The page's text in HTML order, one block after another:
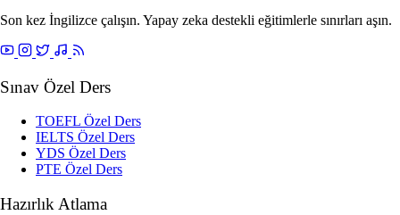
Son kez İngilizce çalışın. Yapay zeka destekli eğitimlerle sınırları aşın.
Sınav Özel Ders
TOEFL Özel Ders
IELTS Özel Ders
YDS Özel Ders
PTE Özel Ders
Hazırlık Atlama